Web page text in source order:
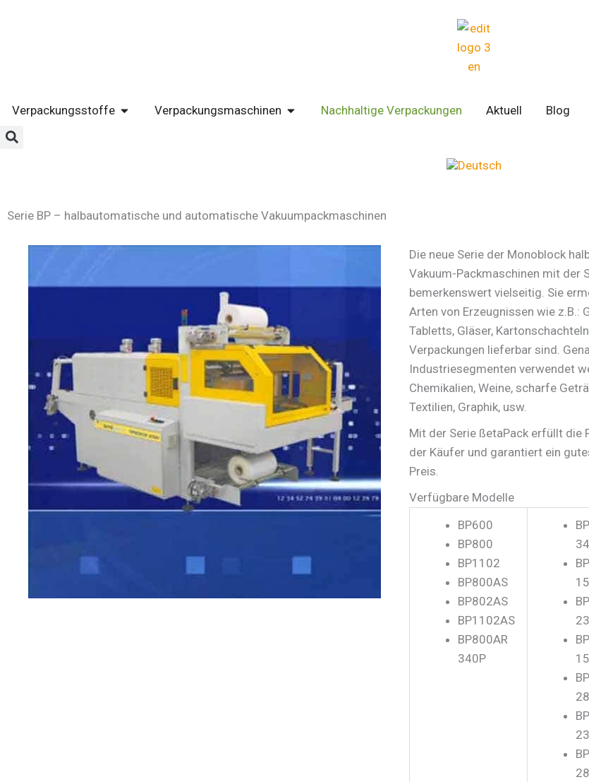
Verpackungsstoffe ÖFFNE VERPACKUNGSSTOFFE
Verpackungsmaschinen ÖFFNE VERPACKUNGSMASCHINEN
Nachhaltige Verpackungen Aktuell Blog
Serie BP – halbautomatische und automatische Vakuumpackmaschinen
Die neue Serie der Monoblock
Vakuum-Packmaschinen mit der
bemerkenswert vielseitig. Sie
Arten von Erzeugnissen wie z.B.:
Tabletts, Gläser,
Verpackungen lieferbar sind.
Industriesegmenten verwendet
Chemikalien, Weine, scharfe
Textilien, Graphik, usw.
Mit der Serie ßetaPack erfüllt die
der Käufer und garantiert ein
Preis.
Verfügbare Modelle
BP600
BP800
BP1102
BP800AS
BP802AS
BP1102AS
BP800AR
340P